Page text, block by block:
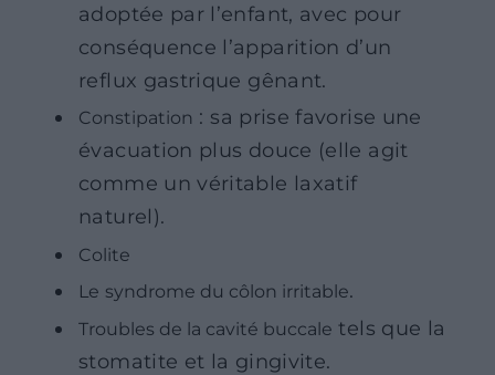
adoptée par l’enfant, avec pour
conséquence l’apparition d’un
reflux gastrique gênant.
Constipation : sa prise favorise une
évacuation plus douce (elle agit
comme un véritable laxatif
naturel).
Colite
Le syndrome du côlon irritable.
Troubles de la cavité buccale tels que la
stomatite et la gingivite.